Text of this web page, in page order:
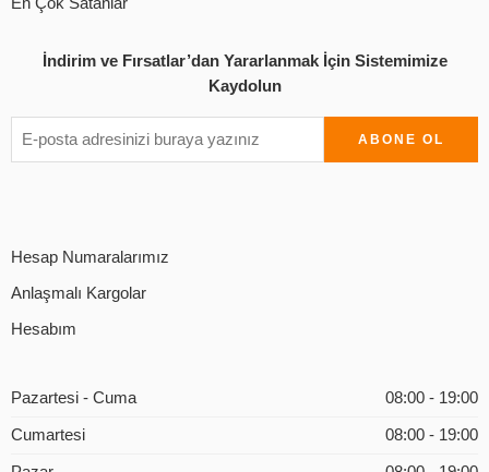
İndirim ve Fırsatlar’dan Yararlanmak İçin Sistemimize
Kaydolun
Hesap Numaralarımız
Anlaşmalı Kargolar
Hesabım
Pazartesi - Cuma 08:00 - 19:00
Cumartesi 08:00 - 19:00